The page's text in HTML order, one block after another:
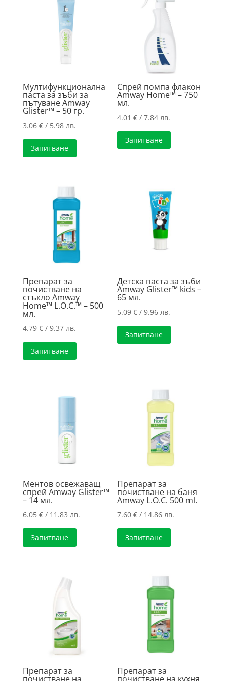
high
Мултифункционална
паста за зъби за
пътуване Amway
Glister™ – 50 гр.
3.06 €/ 5.98 лв.
Запитване
Спрей помпа флакон
Amway Home™ – 750
мл.
4.01€ / 7.84 лв.
Запитване
Препарат за
почистване на
стъкло Amway
Home™ L.O.C.™ – 500
мл.
4.79 €/ 9.37 лв.
Запитване
Детска паста за зъби
Amway Glister™ kids –
65 мл.
5.09€ / 9.96 лв.
Запитване
Ментов освежаващ
спрей Amway Glister™
– 14 мл.
6.05 €/ 11.83 лв.
Запитване
Препарат за
почистване на баня
Amway L.O.C. 500 ml.
7.60€ / 14.86 лв.
Запитване
Препарат за
почистване на
Препарат за
почистване на кухня